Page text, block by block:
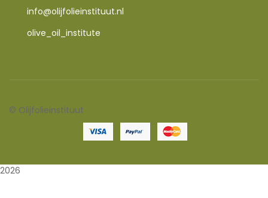
info@olijfolieinstituut.nl
olive_oil_institute
© Olijfolieinstituut
2026